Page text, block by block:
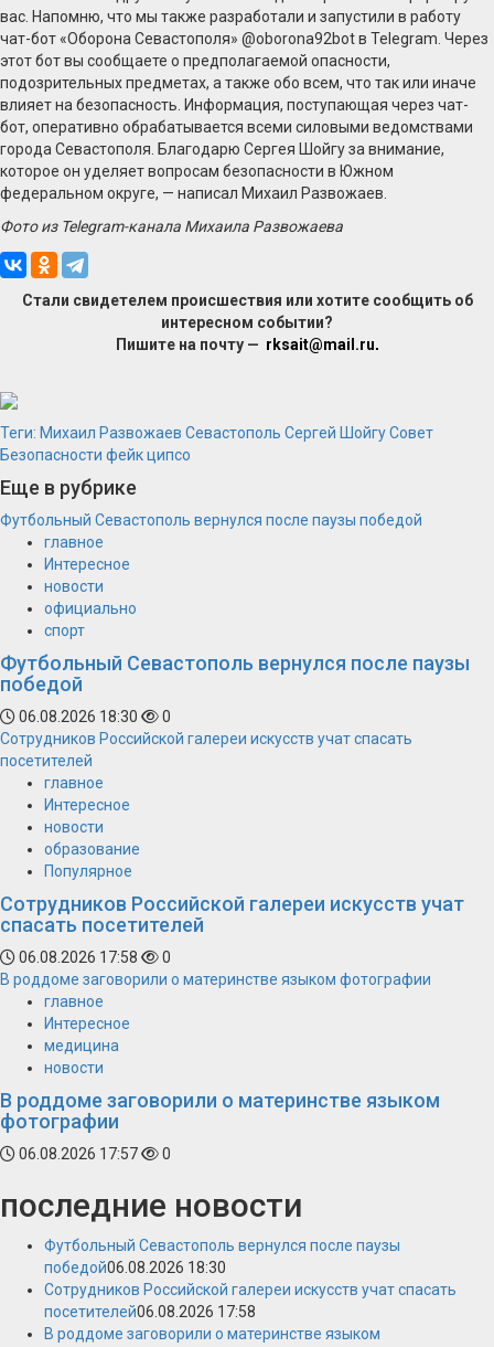
вас. Напомню, что мы также разработали и запустили в работу
чат-бот «Оборона Севастополя» @oborona92bot в Telegram. Через
этот бот вы сообщаете о предполагаемой опасности,
подозрительных предметах, а также обо всем, что так или иначе
влияет на безопасность. Информация, поступающая через чат-
бот, оперативно обрабатывается всеми силовыми ведомствами
города Севастополя. Благодарю Сергея Шойгу за внимание,
которое он уделяет вопросам безопасности в Южном
федеральном округе, — написал Михаил Развожаев.
Фото из Telegram-канала Михаила Развожаева
Стали свидетелем происшествия или хотите сообщить об
интересном событии?
Пишите на почту — rksait@mail.ru.
Теги: Михаил Развожаев Севастополь Сергей ШойгуСовет
Безопасности фейкципсо
Еще в рубрике
Футбольный Севастополь вернулся после паузы победой
главное
Интересное
новости
официально
спорт
Футбольный Севастополь вернулся после паузы
победой
06.08.2026 18:30
0
Сотрудников Российской галереи искусств учат спасать
посетителей
главное
Интересное
новости
образование
Популярное
Сотрудников Российской галереи искусств учат
спасать посетителей
06.08.2026 17:58
0
В роддоме заговорили о материнстве языком фотографии
главное
Интересное
медицина
новости
В роддоме заговорили о материнстве языком
фотографии
06.08.2026 17:57 0
последние новости
Футбольный Севастополь вернулся после паузы
победой06.08.2026 18:30
Сотрудников Российской галереи искусств учат спасать
посетителей06.08.2026 17:58
В роддоме заговорили о материнстве языком